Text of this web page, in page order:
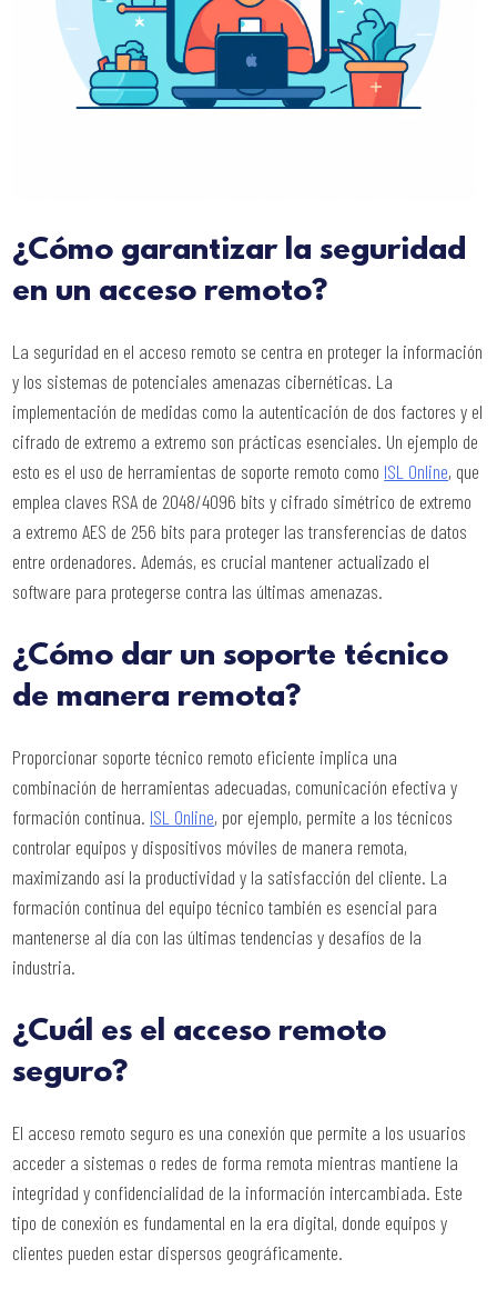
¿Cómo garantizar la seguridad
en un acceso remoto?
La seguridad en el acceso remoto se centra en proteger la información
y los sistemas de potenciales amenazas cibernéticas. La
implementación de medidas como la autenticación de dos factores y el
cifrado de extremo a extremo son prácticas esenciales. Un ejemplo de
esto es el uso de herramientas de soporte remoto como ISL Online, que
emplea claves RSA de 2048/4096 bits y cifrado simétrico de extremo
a extremo AES de 256 bits para proteger las transferencias de datos
entre ordenadores. Además, es crucial mantener actualizado el
software para protegerse contra las últimas amenazas.
¿Cómo dar un soporte técnico
de manera remota?
Proporcionar soporte técnico remoto eficiente implica una
combinación de herramientas adecuadas, comunicación efectiva y
formación continua. ISL Online, por ejemplo, permite a los técnicos
controlar equipos y dispositivos móviles de manera remota,
maximizando así la productividad y la satisfacción del cliente. La
formación continua del equipo técnico también es esencial para
mantenerse al día con las últimas tendencias y desafíos de la
industria.
¿Cuál es el acceso remoto
seguro?
El acceso remoto seguro es una conexión que permite a los usuarios
acceder a sistemas o redes de forma remota mientras mantiene la
integridad y confidencialidad de la información intercambiada. Este
tipo de conexión es fundamental en la era digital, donde equipos y
clientes pueden estar dispersos geográficamente.